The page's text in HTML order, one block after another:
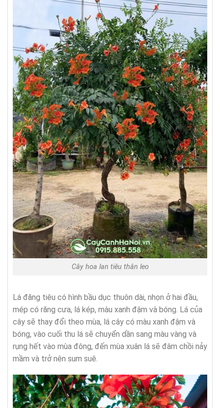
Cây hoa lan tiêu thân leo
Lá đăng tiêu có hình bầu dục thuôn dài, nhọn ở hai đầu,
mép có răng cưa, lá kép, màu xanh đậm và bóng. Lá của
cây sẽ thay đổi theo mùa, lá cây có màu xanh đậm và
bóng, vào cuối thu lá sẽ chuyển dần sang màu vàng và
rụng hết vào mùa đông, đến mùa xuân lá sẽ đâm chồi nảy
mầm và trở nên sum suê.